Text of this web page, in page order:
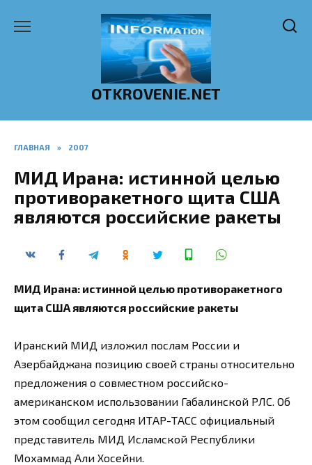
OTKROVENIE.NET
ГЛАВНАЯ » 2007
МИД Ирана: истинной целью
противоракетного щита США
являются российские ракеты
МИД Ирана: истинной целью противоракетного
щита США являются российские ракеты
Иранский МИД изложил послам России и
Азербайджана позицию своей страны относительно
предложения о совместном российско-
американском использовании Габалинской РЛС. Об
этом сообщил сегодня ИТАР-ТАСС официальный
представитель МИД Исламской Республики
Мохаммад Али Хосейни.